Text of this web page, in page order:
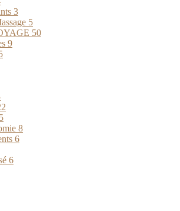
3
5
50
9
5
8
6
6